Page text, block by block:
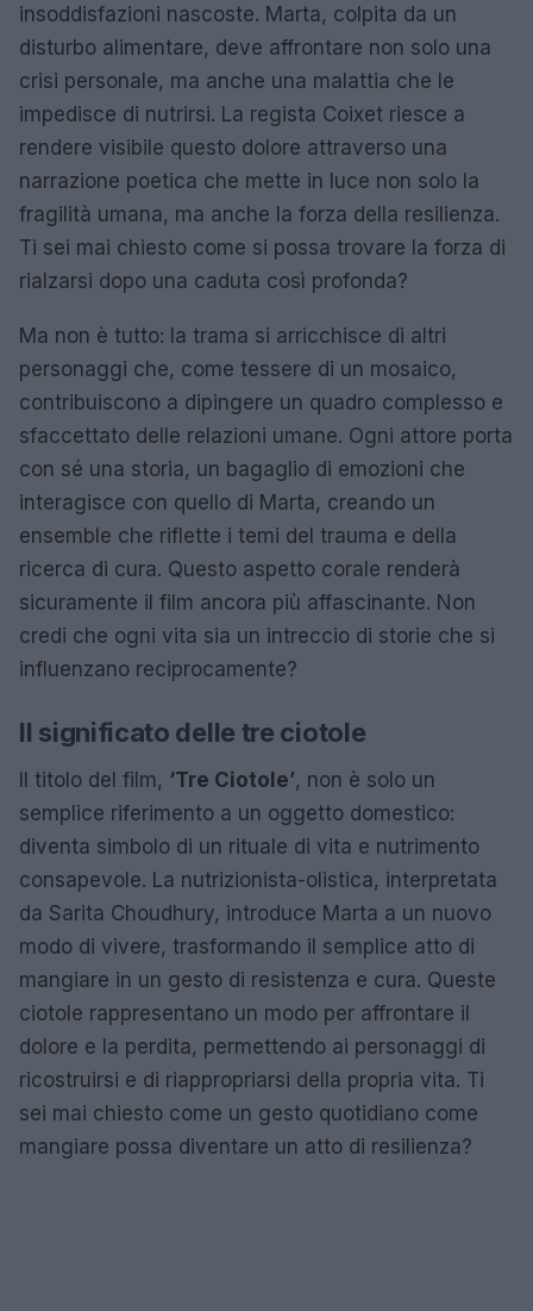
insoddisfazioni nascoste. Marta, colpita da un
disturbo alimentare, deve affrontare non solo una
crisi personale, ma anche una malattia che le
impedisce di nutrirsi. La regista Coixet riesce a
rendere visibile questo dolore attraverso una
narrazione poetica che mette in luce non solo la
fragilità umana, ma anche la forza della resilienza.
Ti sei mai chiesto come si possa trovare la forza di
rialzarsi dopo una caduta così profonda?
Ma non è tutto: la trama si arricchisce di altri
personaggi che, come tessere di un mosaico,
contribuiscono a dipingere un quadro complesso e
sfaccettato delle relazioni umane. Ogni attore porta
con sé una storia, un bagaglio di emozioni che
interagisce con quello di Marta, creando un
ensemble che riflette i temi del trauma e della
ricerca di cura. Questo aspetto corale renderà
sicuramente il film ancora più affascinante. Non
credi che ogni vita sia un intreccio di storie che si
influenzano reciprocamente?
Il significato delle tre ciotole
Il titolo del film, ‘Tre Ciotole’, non è solo un
semplice riferimento a un oggetto domestico:
diventa simbolo di un rituale di vita e nutrimento
consapevole. La nutrizionista-olistica, interpretata
da Sarita Choudhury, introduce Marta a un nuovo
modo di vivere, trasformando il semplice atto di
mangiare in un gesto di resistenza e cura. Queste
ciotole rappresentano un modo per affrontare il
dolore e la perdita, permettendo ai personaggi di
ricostruirsi e di riappropriarsi della propria vita. Ti
sei mai chiesto come un gesto quotidiano come
mangiare possa diventare un atto di resilienza?